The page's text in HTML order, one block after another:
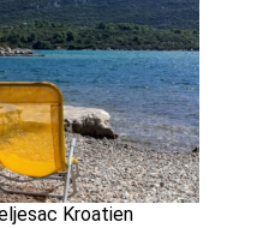
Kroatien